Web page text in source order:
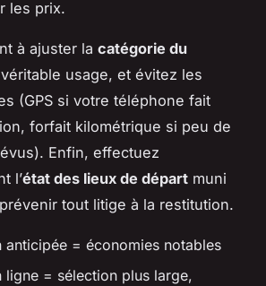
les prix.
à ajuster la catégorie du
usage, et évitez les
(GPS si votre téléphone fait
forfait kilométrique si peu de
Enfin, effectuez
l’état des lieux de départ muni
tout litige à la restitution.
anticipée = économies notables
ligne = sélection plus large,